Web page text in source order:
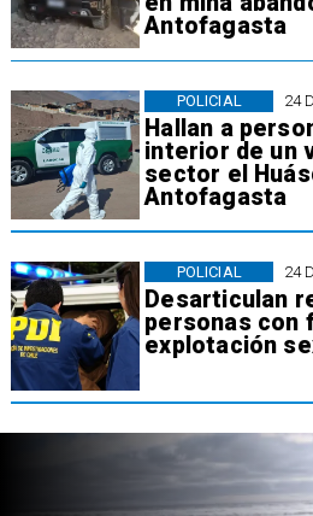
Antofagasta
24
Hallan a
interior de un
sector el
Antofagasta
POLICIAL
24
Desarticulan
personas con
explotación
POLICIAL